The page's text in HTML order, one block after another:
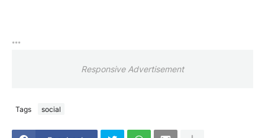
***
Responsive Advertisement
Tags social